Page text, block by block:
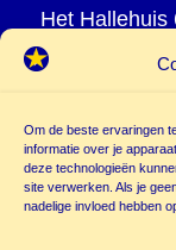
Om de beste ervaringen
informatie over je
deze technologieën
site verwerken. Als je
nadelige invloed hebben
Het Hallehuis
3823 VH
M 06 20 26
info@